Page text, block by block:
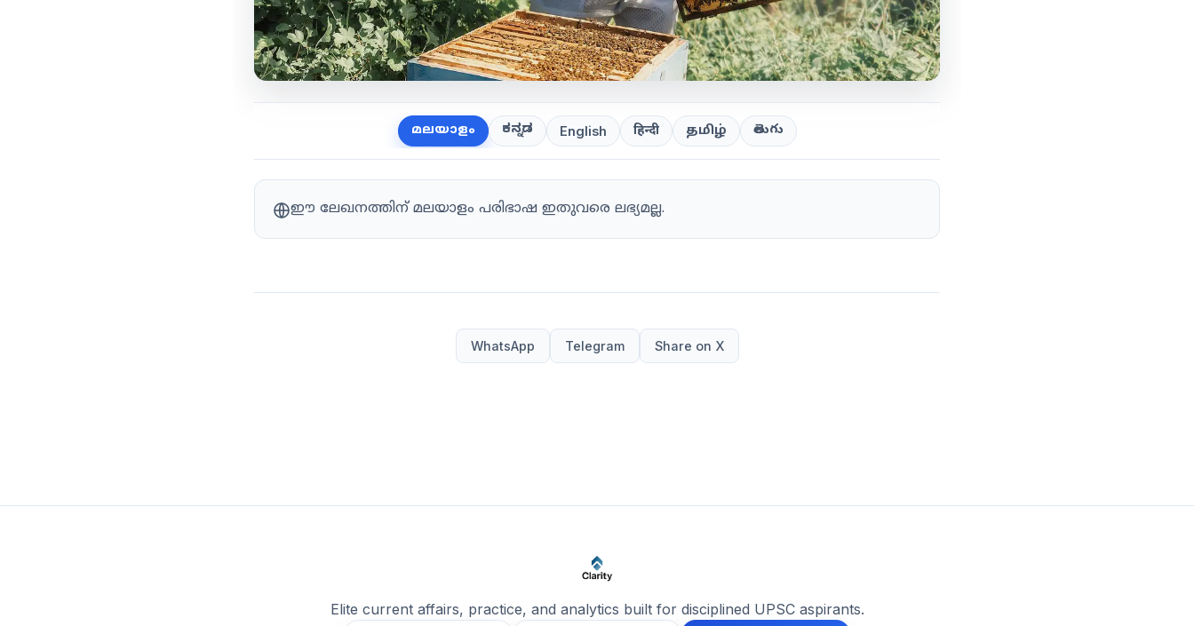
മലയാളം ಕನ್ನಡ English हिन्दी தமிழ் తెలుగు
ഈ ലേഖനത്തിന് മലയാളം പരിഭാഷ ഇതുവരെ ലഭ്യമല്ല.
WhatsApp Telegram Share on X
Elite current affairs, practice, and analytics built for disciplined UPSC aspirants.